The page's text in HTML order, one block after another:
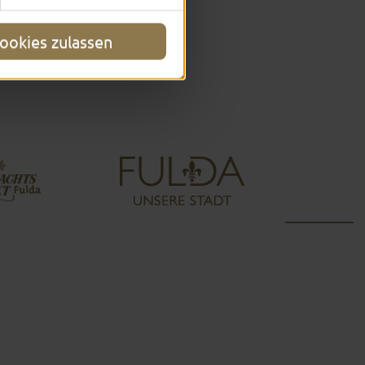
zulassen